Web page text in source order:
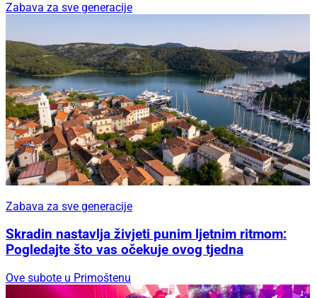
Zabava za sve generacije
Zabava za sve generacije
Skradin nastavlja živjeti punim ljetnim ritmom:
Pogledajte što vas očekuje ovog tjedna
Ove subote u Primoštenu